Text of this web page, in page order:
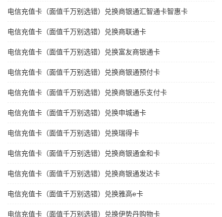
电信充值卡（面值千万别选错）兑换商银通汇智通卡智惠卡
电信充值卡（面值千万别选错）兑换商联通卡
电信充值卡（面值千万别选错）兑换富友商银通卡
电信充值卡（面值千万别选错）兑换商银通预付卡
电信充值卡（面值千万别选错）兑换商银通乐支付卡
电信充值卡（面值千万别选错）兑换申城通卡
电信充值卡（面值千万别选错）兑换瑞得卡
电信充值卡（面值千万别选错）兑换商银通金和卡
电信充值卡（面值千万别选错）兑换商银通发达卡
电信充值卡（面值千万别选错）兑换雅高e卡
电信充值卡（面值千万别选错）兑换伊势丹购物卡